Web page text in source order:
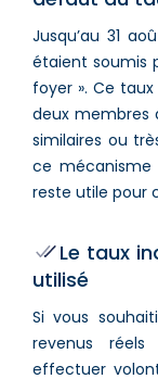
Jusqu’au 31
étaient soumis
foyer ». Ce
deux membres
similaires ou
ce mécanisme
reste utile pour
Le taux
utilisé
Si vous
revenus
effectuer